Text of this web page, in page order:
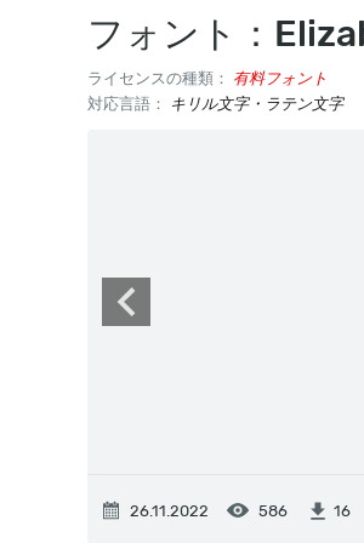
フォント：
ライセンスの種類： 有料フォント
対応言語：
キリル文字・ラテン文字
26.11.2022 586 16